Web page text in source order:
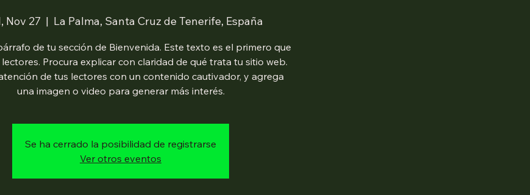
Nov 27
  |
La Palma, Santa Cruz de Tenerife, España
de tu sección de Bienvenida. Este texto es el primero que
Procura explicar con claridad de qué trata tu sitio web.
de tus lectores con un contenido cautivador, y agrega
una imagen o video para generar más interés.
Se ha cerrado la posibilidad de registrarse
Ver otros eventos